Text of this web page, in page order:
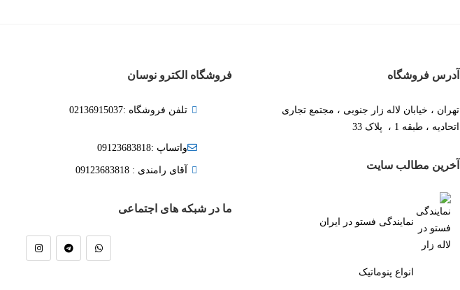
آدرس فروشگاه
تهران ، خیابان لاله زار جنوبی ، مجتمع تجاری
اتحادیه ، طبقه 1 ، پلاک 33
آخرین مطالب سایت
نمایندگی فستو در ایران
انواع پنوماتیک
فروشگاه الکترو نوسان
تلفن فروشگاه :02136915037
واتساپ :09123683818
آقای رامندی : 09123683818
ما در شبکه های اجتماعی